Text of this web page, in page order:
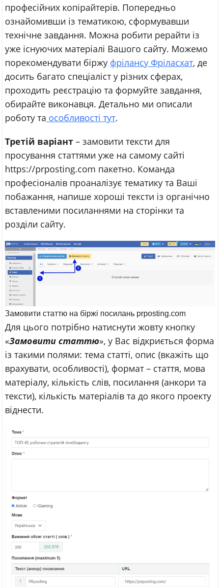
професійних копірайтерів. Попередньо
ознайомивши із тематикою, сформувавши
технічне завдання. Можна робити рерайти із
уже існуючих матеріалі Вашого сайту. Можемо
порекомендувати біржу фрілансу Фріласхат, де
досить багато спеціаліст у різних сферах,
проходить реєстрацію та формуйте завдання,
обирайте виконавця. Детально ми описали
роботу та особливості тут.
Третій варіант – замовити тексти для
просування статтями уже на самому сайті
https://prposting.com пакетно. Команда
професіоналів проаналізує тематику та Ваші
побажання, напише хороші тексти із органічно
вставленими посиланнями на сторінки та
розділи сайту.
Замовити статтю на біржі посилань prposting.com
Для цього потрібно натиснути жовту кнопку
«Замовити статтю», у Вас відкриється форма
із такими полями: тема статті, опис (вкажіть що
врахувати, особливості), формат – стаття, мова
матеріалу, кількість слів, посилання (анкори та
тексти), кількість матеріалів та до якого проекту
віднести.